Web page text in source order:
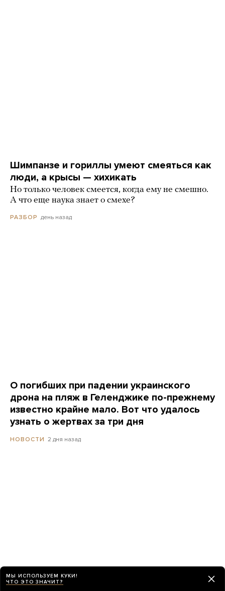
Шимпанзе и гориллы умеют смеяться как
люди, а крысы — хихикать
Но только человек смеется, когда ему не смешно.
А что еще наука знает о смехе?
РАЗБОР день назад
О погибших при падении украинского
дрона на пляж в Геленджике по-прежнему
известно крайне мало. Вот что удалось
узнать о жертвах за три дня
НОВОСТИ 2 дня назад
МЫ ИСПОЛЬЗУЕМ КУКИ!
ЧТО ЭТО ЗНАЧИТ?